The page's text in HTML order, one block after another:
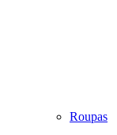
Roupas